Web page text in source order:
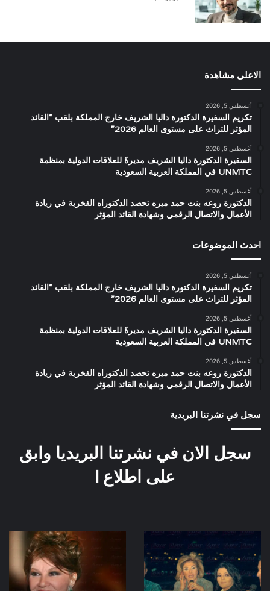
الاعلى مشاهدة
أغسطس 5, 2026
تكريم السفيرة الدكتورة داليا الشريف خارج المملكة بلقب “القائد
المؤثر للتراث على مستوى العالم 2026”
أغسطس 5, 2026
السفيرة الدكتورة داليا الشريف مديرةً للعلاقات الدولية بمنظمة
UNMTC في المملكة العربية السعودية
أغسطس 5, 2026
الدكتورة روعه بنت حمد ميره تحصد الدكتوراه الفخرية في ريادة
الأعمال والاتصال الرقمي وشهادة القائد المؤثر
احدث الموضوعات
أغسطس 5, 2026
تكريم السفيرة الدكتورة داليا الشريف خارج المملكة بلقب “القائد
المؤثر للتراث على مستوى العالم 2026”
أغسطس 5, 2026
السفيرة الدكتورة داليا الشريف مديرةً للعلاقات الدولية بمنظمة
UNMTC في المملكة العربية السعودية
أغسطس 5, 2026
الدكتورة روعه بنت حمد ميره تحصد الدكتوراه الفخرية في ريادة
الأعمال والاتصال الرقمي وشهادة القائد المؤثر
سجل في نشرتنا البريدية
سجل الان في نشرتنا البريديا وابق
على اطلاع !
البوم
يوم
ورا
يوم
وحفيدتها